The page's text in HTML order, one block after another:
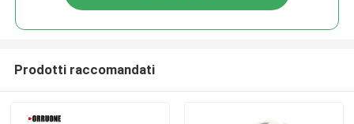
Prodotti raccomandati